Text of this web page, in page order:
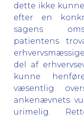
dette ikke
efter en
sagens
patientens
del af
kunne
væsentlig
ankenævnets
urimelig.